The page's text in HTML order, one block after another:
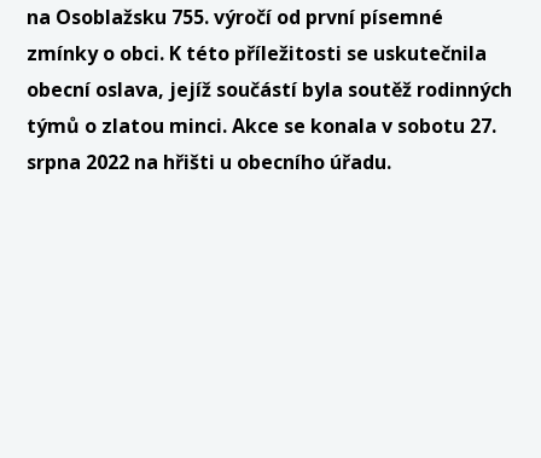
na Osoblažsku 755. výročí od první písemné
zmínky o obci. K této příležitosti se uskutečnila
obecní oslava, jejíž součástí byla soutěž rodinných
týmů o zlatou minci. Akce se konala v sobotu 27.
srpna 2022 na hřišti u obecního úřadu.